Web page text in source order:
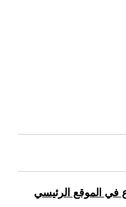
في الموقع الرئيسي